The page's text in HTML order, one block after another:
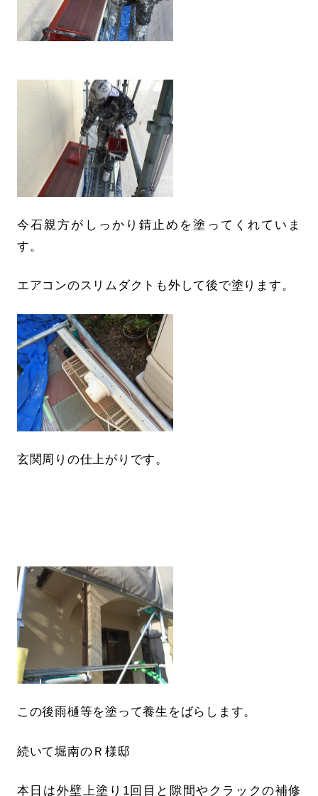
今石親方がしっかり錆止めを塗ってくれていま
す。
エアコンのスリムダクトも外して後で塗ります。
玄関周りの仕上がりです。
この後雨樋等を塗って養生をばらします。
続いて堀南のＲ様邸
本日は外壁上塗り1回目と隙間やクラックの補修